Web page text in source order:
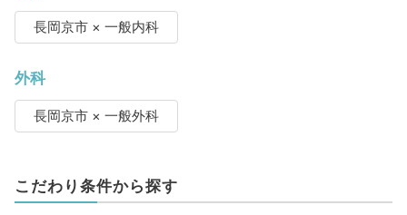
長岡京市 × 一般内科
外科
長岡京市 × 一般外科
こだわり条件から探す